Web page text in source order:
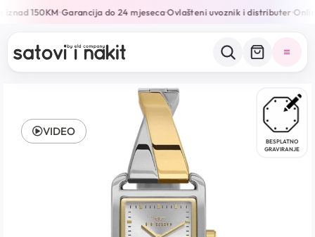
150KM•Garancija do 24 mjeseca•Ovlašteni uvoznik i distributer•
BESPLATNO
GRAVIRANJE
VIDEO